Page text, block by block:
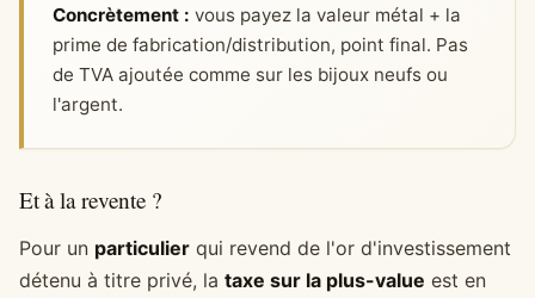
Concrètement : vous payez la valeur métal + la
prime de fabrication/distribution, point final. Pas
de TVA ajoutée comme sur les bijoux neufs ou
l'argent.
Et à la revente ?
Pour un particulier qui revend de l'or d'investissement
détenu à titre privé, la taxe sur la plus-value est en